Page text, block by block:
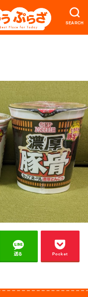
SEARCH
送る Pocket